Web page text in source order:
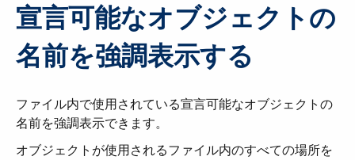
宣言可能なオブジェクトの
名前を強調表示する
ファイル内で使用されている宣言可能なオブジェクトの
名前を強調表示できます。
オブジェクトが使用されるファイル内のすべての場所を